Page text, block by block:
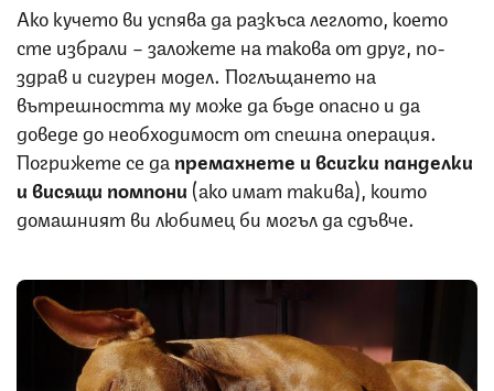
Ако кучето ви успява да разкъса леглото, което
сте избрали – заложете на такова от друг, по-
здрав и сигурен модел. Поглъщането на
вътрешността му може да бъде опасно и да
доведе до необходимост от спешна операция.
Погрижете се да премахнете и всички панделки
и висящи помпони (ако имат такива), които
домашният ви любимец би могъл да сдъвче.